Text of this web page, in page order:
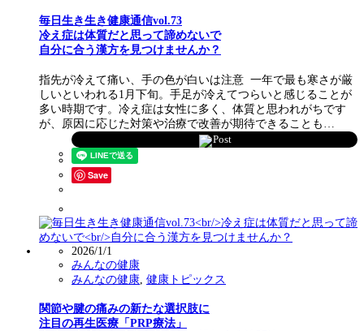
毎日生き生き健康通信vol.73
冷え症は体質だと思って諦めないで
自分に合う漢方を見つけませんか？
指先が冷えて痛い、手の色が白いは注意 一年で最も寒さが厳
しいといわれる1月下旬。手足が冷えてつらいと感じることが
多い時期です。冷え症は女性に多く、体質と思われがちです
が、原因に応じた対策や治療で改善が期待できることも…
Post
Save
2026/1/1
みんなの健康
みんなの健康 健康トピックス
関節や腱の痛みの新たな選択肢に
注目の再生医療「PRP療法」